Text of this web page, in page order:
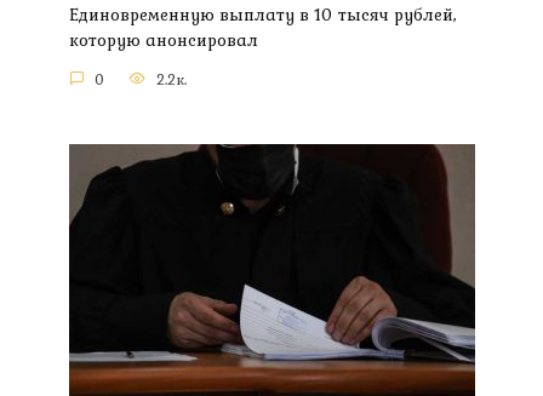
Единовременную выплату в 10 тысяч рублей,
которую анонсировал
0 2.2к.